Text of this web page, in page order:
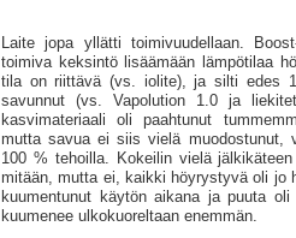
Laite jopa yllätti toimivuudellaan.
toimiva keksintö lisäämään lämpötilaa
tila on riittävä (vs. iolite), ja silti edes
savunnut (vs. Vapolution 1.0 ja
kasvimateriaali oli paahtunut
mutta savua ei siis vielä muodostunut,
100 % tehoilla. Kokeilin vielä
mitään, mutta ei, kaikki höyrystyvä oli jo
kuumentunut käytön aikana ja puuta
kuumenee ulkokuoreltaan enemmän.